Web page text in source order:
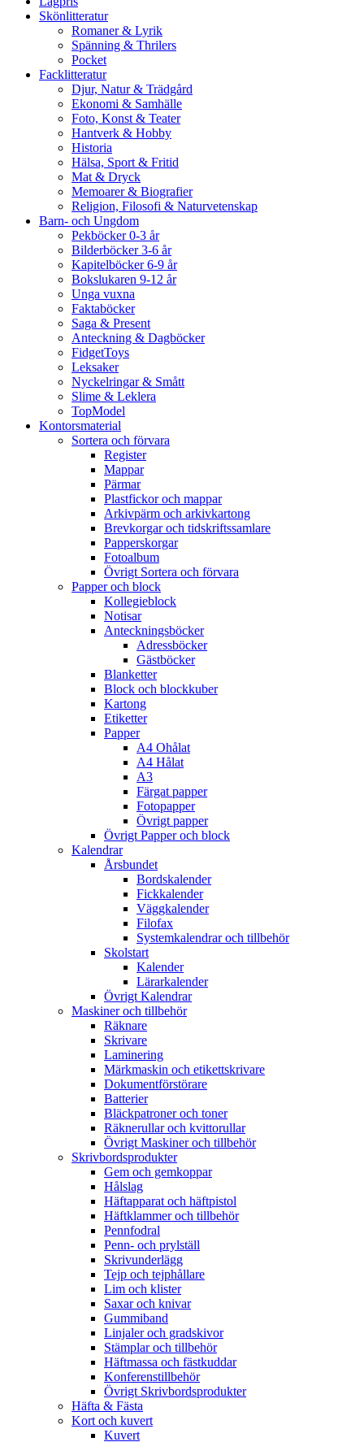
Skönlitteratur
Romaner & Lyrik
Spänning & Thrilers
Pocket
Facklitteratur
Djur, Natur & Trädgård
Ekonomi & Samhälle
Foto, Konst & Teater
Hantverk & Hobby
Historia
Hälsa, Sport & Fritid
Mat & Dryck
Memoarer & Biografier
Religion, Filosofi & Naturvetenskap
Barn- och Ungdom
Pekböcker 0-3 år
Bilderböcker 3-6 år
Kapitelböcker 6-9 år
Bokslukaren 9-12 år
Unga vuxna
Faktaböcker
Saga & Present
Anteckning & Dagböcker
FidgetToys
Leksaker
Nyckelringar & Smått
Slime & Leklera
TopModel
Kontorsmaterial
Sortera och förvara
Register
Mappar
Pärmar
Plastfickor och mappar
Arkivpärm och arkivkartong
Brevkorgar och tidskriftssamlare
Papperskorgar
Fotoalbum
Övrigt Sortera och förvara
Papper och block
Kollegieblock
Notisar
Anteckningsböcker
Adressböcker
Gästböcker
Blanketter
Block och blockkuber
Kartong
Etiketter
Papper
A4 Ohålat
A4 Hålat
A3
Färgat papper
Fotopapper
Övrigt papper
Övrigt Papper och block
Kalendrar
Årsbundet
Bordskalender
Fickkalender
Väggkalender
Filofax
Systemkalendrar och tillbehör
Skolstart
Kalender
Lärarkalender
Övrigt Kalendrar
Maskiner och tillbehör
Räknare
Skrivare
Laminering
Märkmaskin och etikettskrivare
Dokumentförstörare
Batterier
Bläckpatroner och toner
Räknerullar och kvittorullar
Övrigt Maskiner och tillbehör
Skrivbordsprodukter
Gem och gemkoppar
Hålslag
Häftapparat och häftpistol
Häftklammer och tillbehör
Pennfodral
Penn- och prylställ
Skrivunderlägg
Tejp och tejphållare
Lim och klister
Saxar och knivar
Gummiband
Linjaler och gradskivor
Stämplar och tillbehör
Häftmassa och fästkuddar
Konferenstillbehör
Övrigt Skrivbordsprodukter
Häfta & Fästa
Kort och kuvert
Kuvert